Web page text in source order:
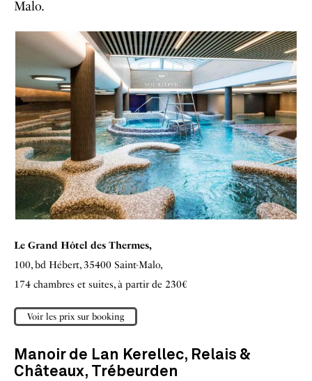
Malo.
Le Grand Hôtel des Thermes,
100, bd Hébert,35400 Saint-Malo,
174 chambres et suites, à partir de 230€
Voir les prix sur booking
Manoir de Lan Kerellec, Relais &
Châteaux, Trébeurden